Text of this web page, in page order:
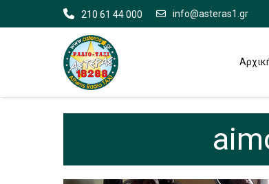
210 61 44 000 info@asteras1.gr